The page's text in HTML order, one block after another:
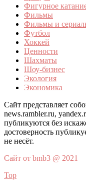
Фигурное
Фильмы
Фильмы и
Футбол
Хоккей
Ценности
Шахматы
Шоу-бизнес
Экология
Экономика
Сайт представляет
news.rambler.ru,
публикуются без
достоверность
не несёт.
Сайт от bmb3 @ 2021
Top